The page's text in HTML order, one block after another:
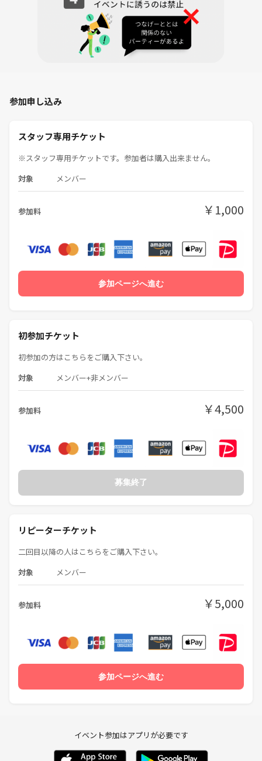
・食器拭きタオル
◼️MM cookingの特徴
○料理教室の平均価格 6500円
→【MM cookingの価格 4500円💰】
→【MM cookingの授業時間 3時間30分⏰】
→【MM cookingは料理友達が出来る👫】
〜料理を上達しながら友達を作る〜
をコンセプトに運営してます。
7月の料理は【和食料理】🇯🇵
味噌をベースにした献立にゆず大根のさっぱりさが相性抜群です‼️
学校給食調理責任者
ABC cooking講師
○保有資格一覧
・専門調理師、調理技能士
・調理師
・家庭料理技能検定
・インテリジェントクッキングマイスター
【SNS総フォロワー13万人】
◼️注意事項
ビジネス勧誘などもご遠慮下さい。
※写真はイメージです。
参加申し込み
スタッフ専用チケット
※スタッフ専用チケットです。参加者は購入出来ません。
対象 メンバー
参加料 ￥1,000
参加ページへ進む
初参加チケット
初参加の方はこちらをご購入下さい。
対象 メンバー+非メンバー
参加料 ￥4,500
募集終了
リピーターチケット
二回目以降の人はこちらをご購入下さい。
対象 メンバー
参加料 ￥5,000
参加ページへ進む
イベント参加はアプリが必要です